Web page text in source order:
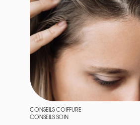
CONSEILS COIFFURE
CONSEILS SOIN